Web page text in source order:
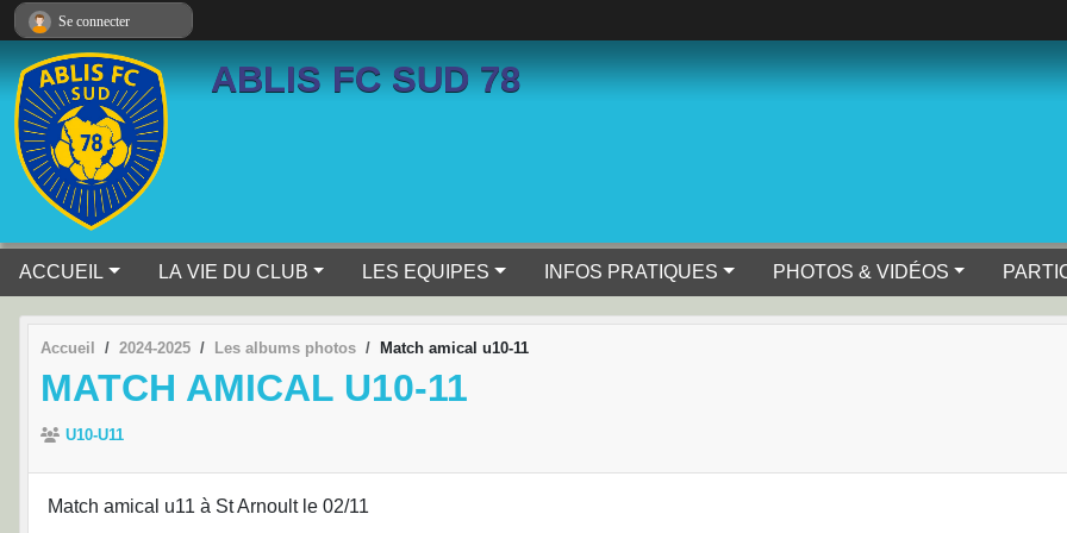
ABLIS FC SUD 78
ACCUEIL LA VIE DU CLUB LES EQUIPES INFOS PRATIQUES PHOTOS & VIDÉOS
Accueil 2024-2025 Les albums photos Match amical u10-11
MATCH AMICAL U10-11
U10-U11
Match amical u11 à St Arnoult le 02/11
Se connecter
Panneau de gestion des cookies